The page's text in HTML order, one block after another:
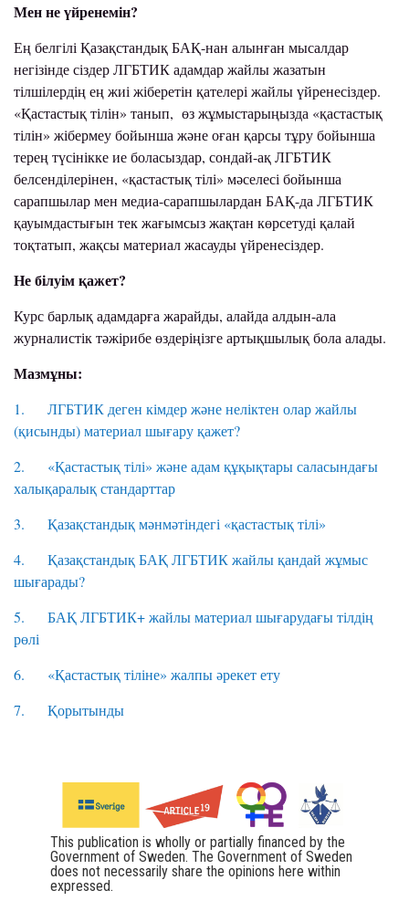
Мен не үйренемін?
Ең белгілі Қазақстандық БАҚ-нан алынған мысалдар
негізінде сіздер ЛГБТИК адамдар жайлы жазатын
тілшілердің ең жиі жіберетін қателері жайлы үйренесіздер.
«Қастастық тілін» танып, өз жұмыстарыңызда «қастастық
тілін» жібермеу бойынша және оған қарсы тұру бойынша
терең түсінікке ие боласыздар, сондай-ақ ЛГБТИК
белсенділерінен, «қастастық тілі» мәселесі бойынша
сарапшылар мен медиа-сарапшылардан БАҚ-да ЛГБТИК
қауымдастығын тек жағымсыз жақтан көрсетуді қалай
тоқтатып, жақсы материал жасауды үйренесіздер.
Не білуім қажет?
Курс барлық адамдарға жарайды, алайда алдын-ала
журналистік тәжірибе өздеріңізге артықшылық бола алады.
Мазмұны:
1. ЛГБТИК деген кімдер және неліктен олар жайлы
(қисынды) материал шығару қажет?
2. «Қастастық тілі» және адам құқықтары саласындағы
халықаралық стандарттар
3. Қазақстандық мәнмәтіндегі «қастастық тілі»
4. Қазақстандық БАҚ ЛГБТИК жайлы қандай жұмыс
шығарады?
5. БАҚ ЛГБТИК+ жайлы материал шығарудағы тілдің
рөлі
6. «Қастастық тіліне» жалпы әрекет ету
7. Қорытынды
This publication is wholly or partially financed by the
Government of Sweden. The Government of Sweden
does not necessarily share the opinions here within
expressed.